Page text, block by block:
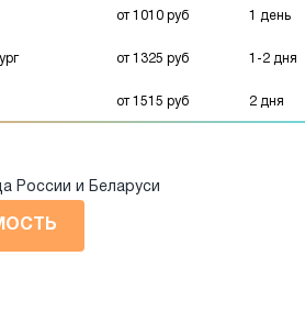
от 1010 руб 1 день
от 1325 руб 1-2 дня
от 1515 руб 2 дня
России и Беларуси